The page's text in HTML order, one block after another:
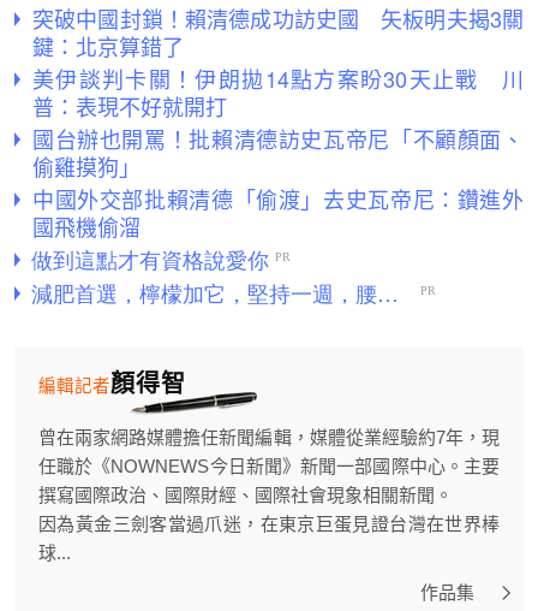
突破中國封鎖！賴清德成功訪史國 矢板明夫揭3關
鍵：北京算錯了
美伊談判卡關！伊朗拋14點方案盼30天止戰 川
普：表現不好就開打
國台辦也開罵！批賴清德訪史瓦帝尼「不顧顏面、
偷雞摸狗」
中國外交部批賴清德「偷渡」去史瓦帝尼：鑽進外
國飛機偷溜
顏得智
編輯記者
曾在兩家網路媒體擔任新聞編輯，媒體從業經驗約7年，現
任職於《NOWNEWS今日新聞》新聞一部國際中心。主要
撰寫國際政治、國際財經、國際社會現象相關新聞。
因為黃金三劍客當過爪迷，在東京巨蛋見證台灣在世界棒
球...
作品集